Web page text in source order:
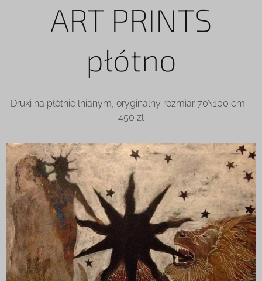
ART PRINTS
płótno
Druki na płótnie lnianym, oryginalny rozmiar 70\100 cm -
450 zl